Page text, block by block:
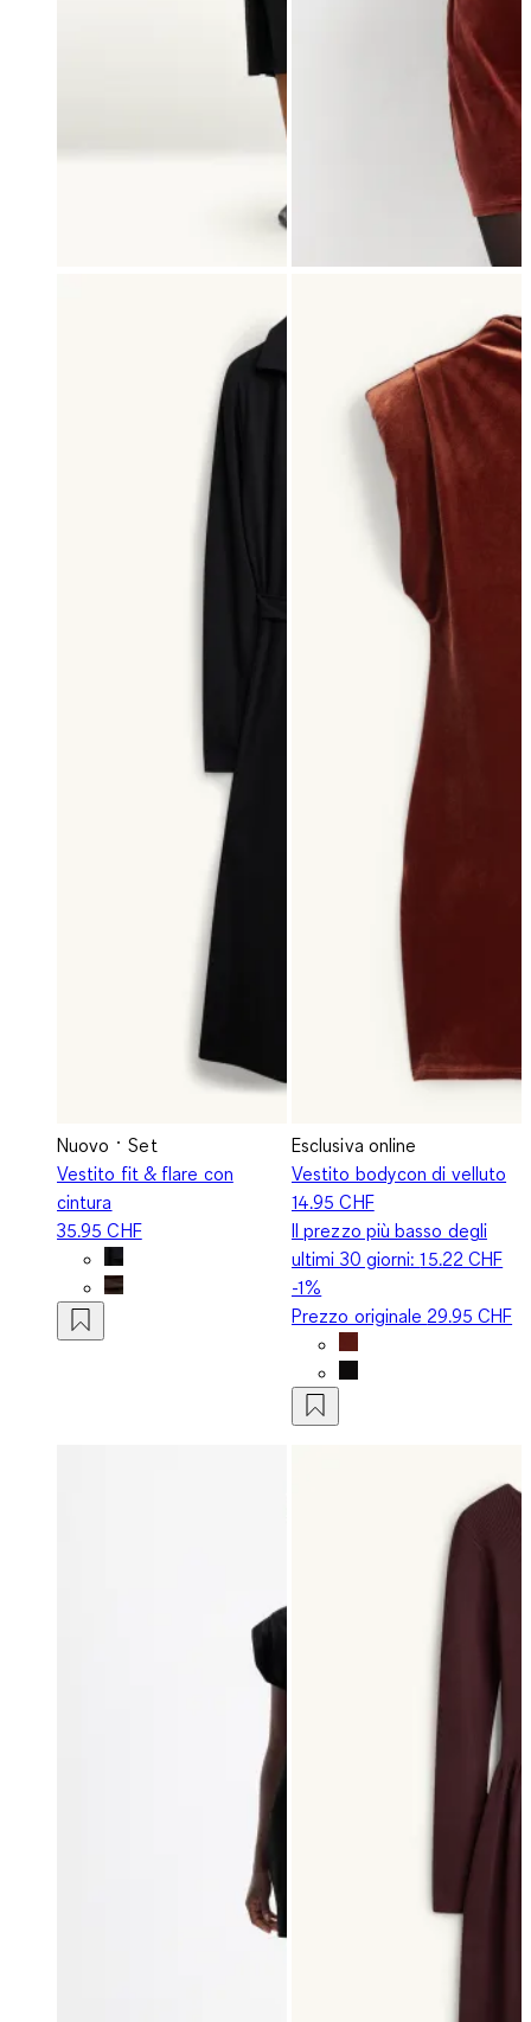
Nuovo
Set
Vestito fit & flare con
cintura
35.95 CHF
Esclusiva online
Vestito bodycon di velluto
14.95 CHF
Il prezzo più basso degli
ultimi 30 giorni:15.22 CHF
-1%
Prezzo originale 29.95 CHF